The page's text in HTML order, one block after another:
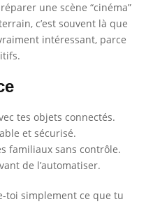
une scène “cinéma”
c’est souvent là que
intéressant, parce
tes objets connectés.
et sécurisé.
familiaux sans contrôle.
de l’automatiser.
toi simplement ce que tu